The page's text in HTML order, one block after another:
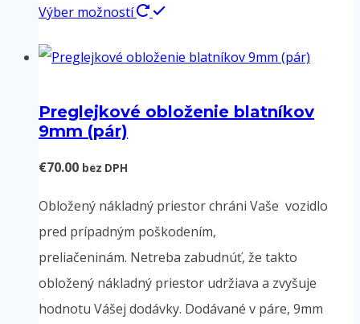
Výber možností
Tento
má
variantov.
Preglejkové obloženie blatníkov
9mm (pár)
€70.00 bez DPH
Obložený nákladný priestor chráni Vaše vozidlo
pred prípadným poškodením,
preliačeninám. Netreba zabudnúť, že takto
obložený nákladný priestor udržiava a zvyšuje
hodnotu Vášej dodávky. Dodávané v páre, 9mm